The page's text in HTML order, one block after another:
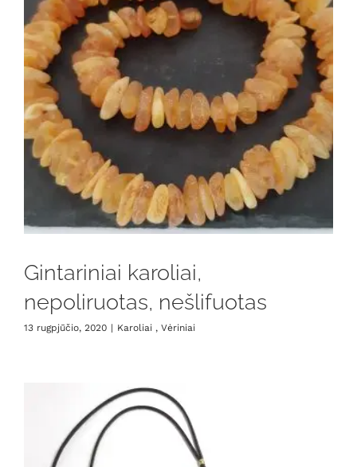
Gintariniai karoliai,
nepoliruotas, nešlifuotas
13 rugpjūčio, 2020 | Karoliai , Vėriniai